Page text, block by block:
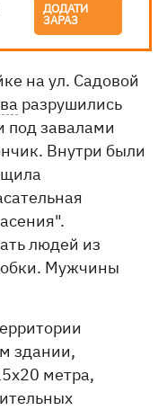
ДОДАТИ
ЗАРАЗ
на ул. Садовой
разрушились
под завалами
Внутри были
людей из
Мужчины
здании,
метра,